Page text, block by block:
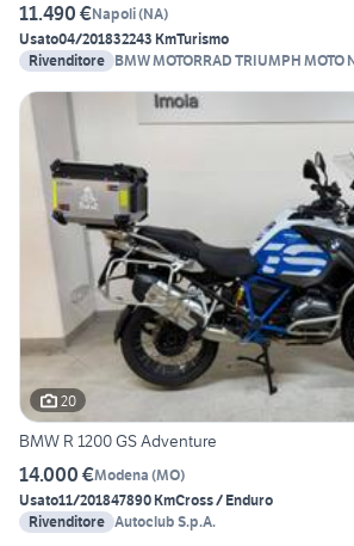
11.490 €Napoli(NA)
Usato04/201832243 KmTurismo
Rivenditore BMW MOTORRAD TRIUMPH MOTO NAPOLI Moto Shop
20
BMW R 1200 GS Adventure
14.000 €Modena (MO)
Usato11/201847890 KmCross / Enduro
Rivenditore Autoclub S.p.A.